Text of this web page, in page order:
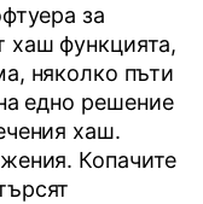
за
хаш функцията,
няколко пъти
едно решение
хаш.
Копачите